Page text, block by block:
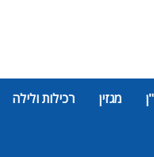
מגזין רכילות ולילה